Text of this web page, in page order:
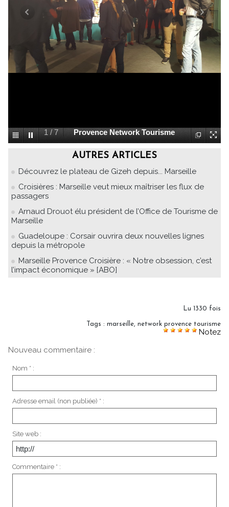
1 /7 Provence Network Tourisme
AUTRES ARTICLES
Découvrez le plateau de Gizeh depuis... Marseille
Croisières : Marseille veut mieux maîtriser les flux de
passagers
Arnaud Drouot élu président de l’Office de Tourisme de
Marseille
Guadeloupe : Corsair ouvrira deux nouvelles lignes
depuis la métropole
Marseille Provence Croisière : « Notre obsession, c’est
l’impact économique » [ABO]
Lu 1330 fois
Tags : marseille, network provence tourisme
Notez
Nouveau commentaire :
Nom * :
Adresse email (non publiée) * :
Site web :
Commentaire * :